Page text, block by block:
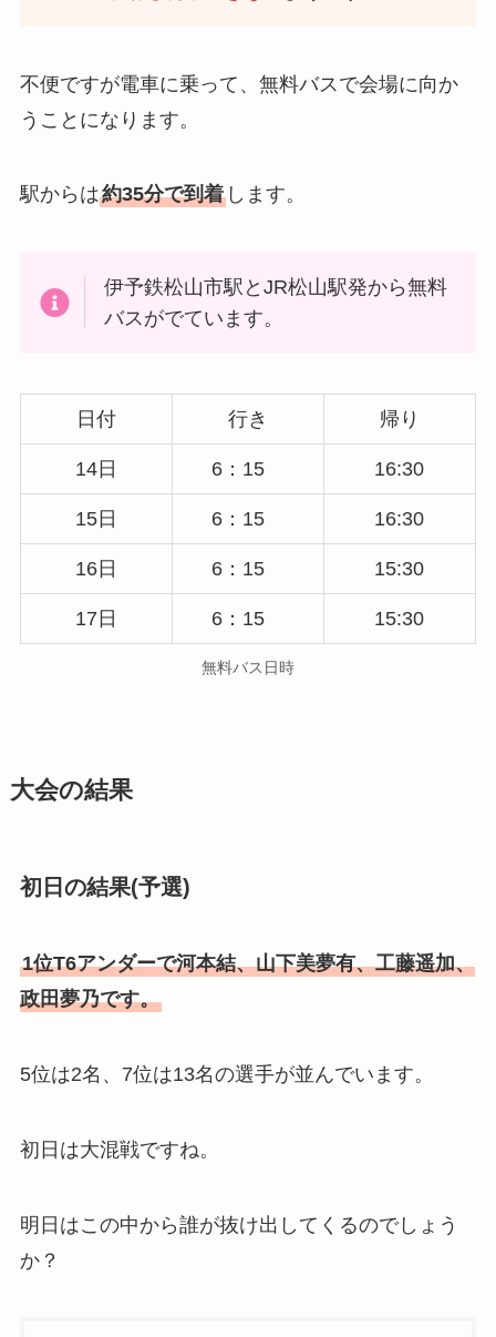
不便ですが電車に乗って、無料バスで会場に向か
うことになります。
駅からは約35分で到着します。
伊予鉄松山市駅とJR松山駅発から無料
バスがでています。
日付 行き 帰り
14日 6：15 16:30
15日 6：15 16:30
16日 6：15 15:30
17日 6：15 15:30
無料バス日時
大会の結果
初日の結果(予選)
1位T6アンダーで河本結、山下美夢有、工藤遥加、
政田夢乃です。
5位は2名、7位は13名の選手が並んでいます。
初日は大混戦ですね。
明日はこの中から誰が抜け出してくるのでしょう
か？